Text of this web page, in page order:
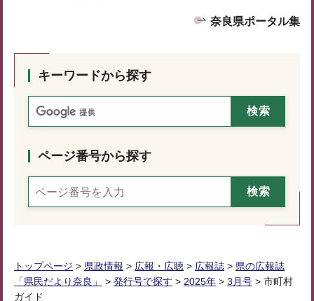
奈良県ポータル集
キーワードから探す
ページ番号から探す
トップページ > 県政情報 > 広報・広聴 > 広報誌 > 県の広報誌
「県民だより奈良」
> 発行号で探す > 2025年 > 3月号 > 市町村
ガイド